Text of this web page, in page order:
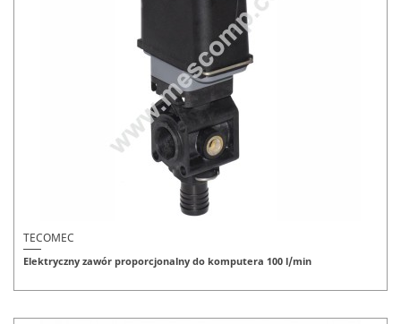
TECOMEC
Elektryczny zawór proporcjonalny do komputera 100 l/min